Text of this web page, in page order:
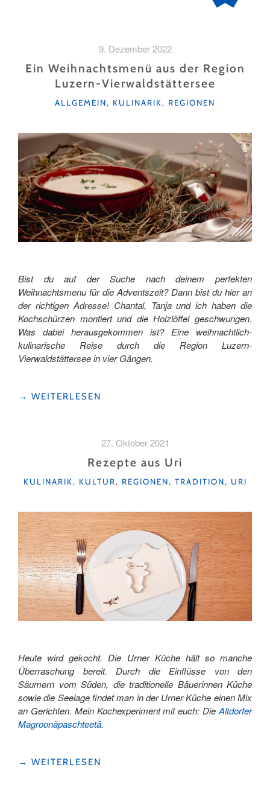
9. Dezember 2022
Ein Weihnachtsmenü aus der Region
Luzern-Vierwaldstättersee
KATEGORIEN
ALLGEMEIN, KULINARIK, REGIONEN
Bist du auf der Suche nach deinem perfekten
Weihnachtsmenu für die Adventszeit? Dann bist du hier an
der richtigen Adresse! Chantal, Tanja und ich haben die
Kochschürzen montiert und die Holzlöffel geschwungen.
Was dabei herausgekommen ist? Eine weihnachtlich-
kulinarische Reise durch die Region Luzern-
Vierwaldstättersee in vier Gängen.
"EIN
VIERWALDSTÄTTERSEE"
→ WEITERLESEN
27. Oktober 2021
Rezepte aus Uri
KATEGORIEN
KULINARIK, KULTUR, REGIONEN, TRADITION, URI
Heute wird gekocht. Die Urner Küche hält so manche
Überraschung bereit. Durch die Einflüsse von den
Säumern vom Süden, die traditionelle Bäuerinnen Küche
sowie die Seelage findet man in der Urner Küche einen Mix
an Gerichten. Mein Kochexperiment mit euch: Die Altdorfer
Magroonäpaschteetä.
"REZEPTE
→ WEITERLESEN